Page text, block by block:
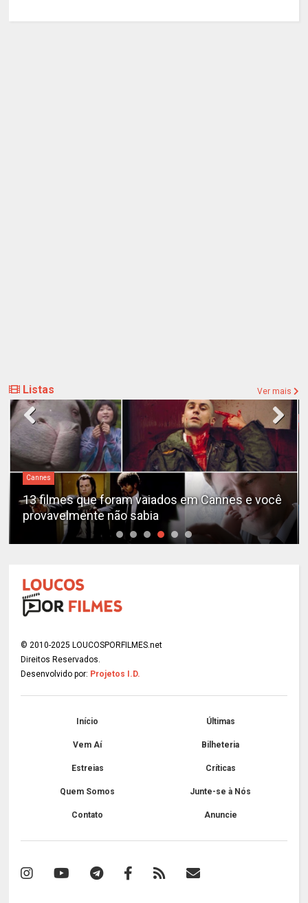
Listas Ver mais
Cannes
13 filmes que foram vaiados em Cannes e você
provavelmente não sabia
© 2010-2025 LOUCOSPORFILMES.net
Direitos Reservados.
Desenvolvido por: Projetos I.D.
Início Últimas
Vem Aí Bilheteria
Estreias Críticas
Quem Somos Junte-se à Nós
Contato Anuncie